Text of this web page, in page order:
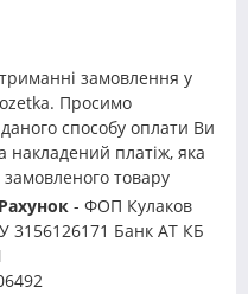
замовлення у
Просимо
способу оплати Ви
накладений платіж, яка
замовленого товару
- ФОП Кулаков
3156126171 Банк АТ КБ